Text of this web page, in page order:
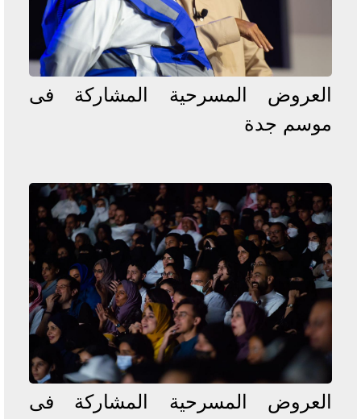
العروض المسرحية المشاركة فى
موسم جدة
العروض المسرحية المشاركة فى